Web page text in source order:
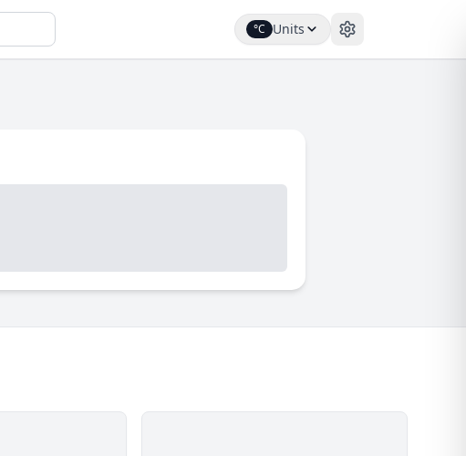
°C Units